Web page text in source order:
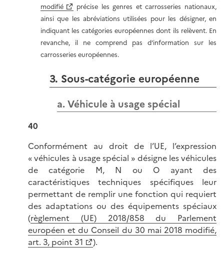
modifié
précise les genres et carrosseries nationaux,
ainsi que les abréviations utilisées pour les désigner, en
indiquant les catégories européennes dont ils relèvent. En
revanche, il ne comprend pas d’information sur les
carrosseries européennes.
3. Sous-catégorie européenne
a. Véhicule à usage spécial
40
Conformément au droit de l’UE, l’expression
« véhicules à usage spécial » désigne les véhicules
de catégorie M, N ou O ayant des
caractéristiques techniques spécifiques leur
permettant de remplir une fonction qui requiert
des adaptations ou des équipements spéciaux
(règlement (UE) 2018/858 du Parlement
européen et du Conseil du 30 mai 2018 modifié,
art. 3, point 31
).